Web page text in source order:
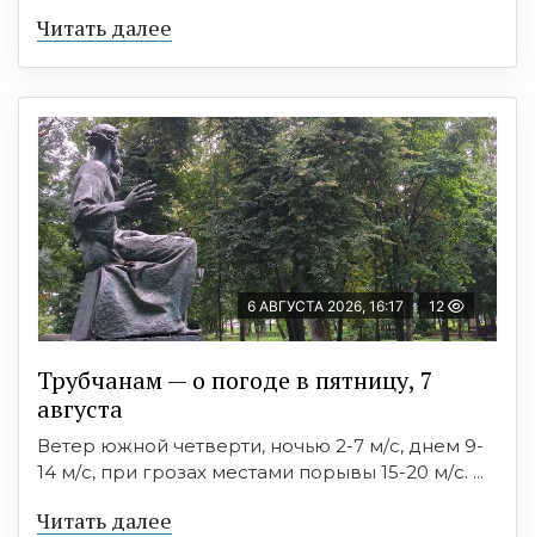
Читать далее
6 АВГУСТА 2026, 16:17 12
Трубчанам — о погоде в пятницу, 7
августа
Ветер южной четверти, ночью 2-7 м/с, днем 9-
14 м/с, при грозах местами порывы 15-20 м/с. ...
Читать далее